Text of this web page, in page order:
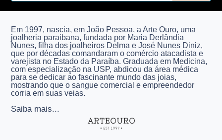
Em 1997, nascia, em João Pessoa, a Arte Ouro, uma
joalheria paraibana, fundada por Maria Derlândia
Nunes, filha dos joalheiros Delma e José Nunes Diniz,
que por décadas comandaram o comércio atacadista e
varejista no Estado da Paraíba. Graduada em Medicina,
com especialização na USP, abdicou da área médica
para se dedicar ao fascinante mundo das joias,
mostrando que o sangue comercial e empreendedor
corria em suas veias.
Saiba mais...